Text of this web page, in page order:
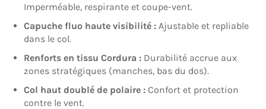
Imperméable, respirante et coupe-vent.
Capuche fluo haute visibilité : Ajustable et repliable
dans le col.
Renforts en tissu Cordura : Durabilité accrue aux
zones stratégiques (manches, bas du dos).
Col haut doublé de polaire : Confort et protection
contre le vent.